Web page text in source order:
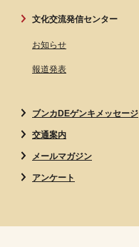
文化交流発信センター
お知らせ
報道発表
ブンカDEゲンキメッセージ
交通案内
メールマガジン
アンケート